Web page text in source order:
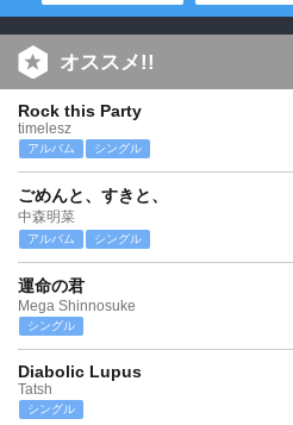
オススメ!!
Rock this Party
timelesz
アルバム シングル
ごめんと、すきと、
中森明菜
アルバム シングル
運命の君
Mega Shinnosuke
シングル
Diabolic Lupus
Tatsh
シングル